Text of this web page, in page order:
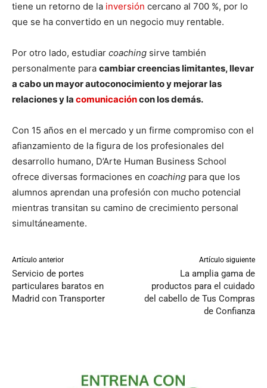
tiene un retorno de la inversión cercano al 700 %, por lo
que se ha convertido en un negocio muy rentable.
Por otro lado, estudiar coaching sirve también
personalmente para cambiar creencias limitantes, llevar
a cabo un mayor autoconocimiento y mejorar las
relaciones y la comunicacióncon los demás.
Con 15 años en el mercado y un firme compromiso con el
afianzamiento de la figura de los profesionales del
desarrollo humano, D’Arte Human Business School
ofrece diversas formaciones en coaching para que los
alumnos aprendan una profesión con mucho potencial
mientras transitan su camino de crecimiento personal
simultáneamente.
Artículo anterior
Servicio de portes
particulares baratos en
Madrid con Transporter
Artículo siguiente
La amplia gama de
productos para el cuidado
del cabello de Tus Compras
de Confianza